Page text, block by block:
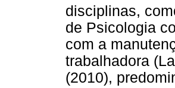
disciplinas,
de Psicologia
com a
trabalhadora
(2010),